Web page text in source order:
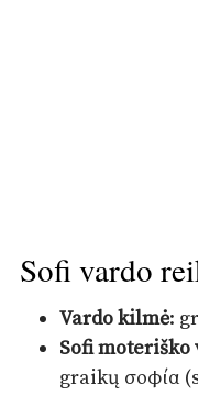
Sofi vardo
Vardo kilmė:
Sofi moteriško
graikų σοφία